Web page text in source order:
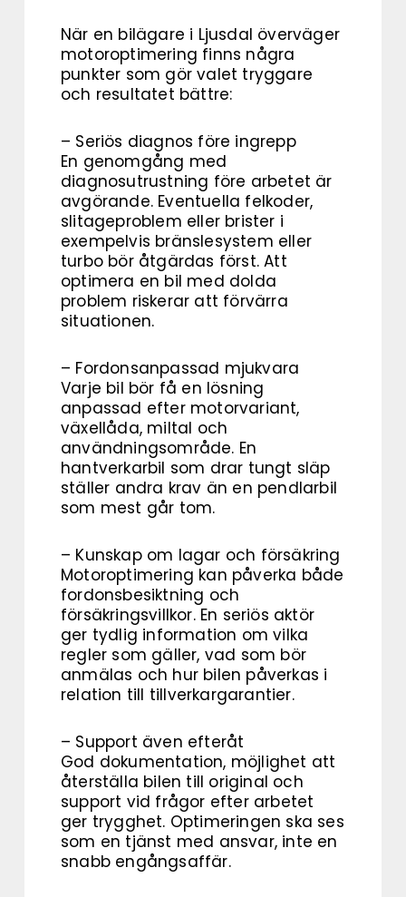
När en bilägare i Ljusdal överväger
motoroptimering finns några
punkter som gör valet tryggare
och resultatet bättre:
– Seriös diagnos före ingrepp
En genomgång med
diagnosutrustning före arbetet är
avgörande. Eventuella felkoder,
slitageproblem eller brister i
exempelvis bränslesystem eller
turbo bör åtgärdas först. Att
optimera en bil med dolda
problem riskerar att förvärra
situationen.
– Fordonsanpassad mjukvara
Varje bil bör få en lösning
anpassad efter motorvariant,
växellåda, miltal och
användningsområde. En
hantverkarbil som drar tungt släp
ställer andra krav än en pendlarbil
som mest går tom.
– Kunskap om lagar och försäkring
Motoroptimering kan påverka både
fordonsbesiktning och
försäkringsvillkor. En seriös aktör
ger tydlig information om vilka
regler som gäller, vad som bör
anmälas och hur bilen påverkas i
relation till tillverkargarantier.
– Support även efteråt
God dokumentation, möjlighet att
återställa bilen till original och
support vid frågor efter arbetet
ger trygghet. Optimeringen ska ses
som en tjänst med ansvar, inte en
snabb engångsaffär.